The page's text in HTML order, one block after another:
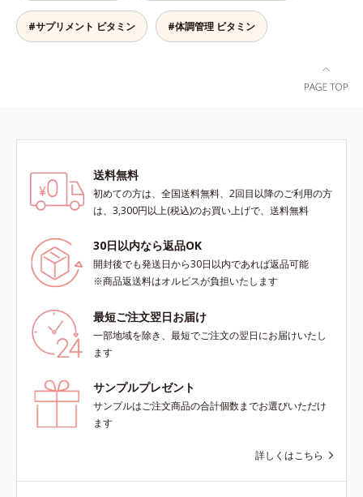
タミンA、B1、B2、B6、B12、C、
D、E、ナイアシン、パントテン
酸、葉酸各商品の詳しい情報は商品
#サプリメント ビタミン #体調管理 ビタミン
送料無料
初めての方は、全国送料無料、2回目以降のご利用の方
は、3,300円以上(税込)のお買い上げで、送料無料
30日以内なら返品OK
開封後でも発送日から30日以内であれば返品可能
※商品返送料はオルビスが負担いたします
最短ご注文翌日お届け
一部地域を除き、最短でご注文の翌日にお届けいたし
ます
サンプルプレゼント
サンプルはご注文商品の合計個数までお選びいただけ
ます
詳しくはこちら